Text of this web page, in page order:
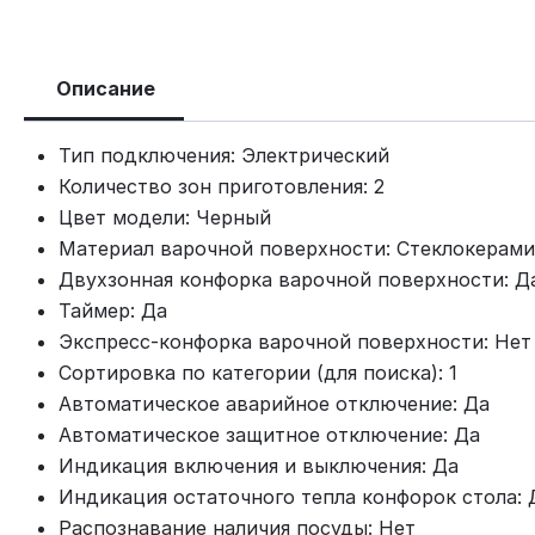
Описание
Тип подключения: Электрический
Количество зон приготовления: 2
Цвет модели: Черный
Материал варочной поверхности:
Двухзонная конфорка варочной поверхности:
Таймер: Да
Экспресс-конфорка варочной поверхности: Нет
Сортировка по категории (для поиска): 1
Автоматическое аварийное отключение: Да
Автоматическое защитное отключение: Да
Индикация включения и выключения: Да
Индикация остаточного тепла конфорок стола:
Распознавание наличия посуды: Нет